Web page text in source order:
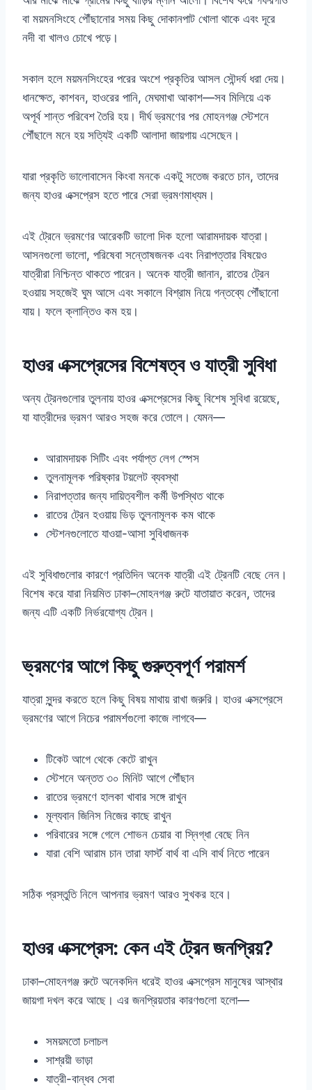
বা ময়মনসিংহে পৌঁছানোর সময় কিছু দোকানপাট খোলা থাকে এবং দূরে
নদী বা খালও চোখে পড়ে।
সকাল হলে ময়মনসিংহের পরের অংশে প্রকৃতির আসল সৌন্দর্য ধরা দেয়।
ধানক্ষেত, কাশবন, হাওরের পানি, মেঘমাখা আকাশ—সব মিলিয়ে এক
অপূর্ব শান্ত পরিবেশ তৈরি হয়। দীর্ঘ ভ্রমণের পর মোহনগঞ্জ স্টেশনে
পৌঁছালে মনে হয় সত্যিই একটি আলাদা জায়গায় এসেছেন।
যারা প্রকৃতি ভালোবাসেন কিংবা মনকে একটু সতেজ করতে চান, তাদের
জন্য হাওর এক্সপ্রেস হতে পারে সেরা ভ্রমণমাধ্যম।
এই ট্রেনে ভ্রমণের আরেকটি ভালো দিক হলো আরামদায়ক যাত্রা।
আসনগুলো ভালো, পরিষেবা সন্তোষজনক এবং নিরাপত্তার বিষয়েও
যাত্রীরা নিশ্চিন্ত থাকতে পারেন। অনেক যাত্রী জানান, রাতের ট্রেন
হওয়ায় সহজেই ঘুম আসে এবং সকালে বিশ্রাম নিয়ে গন্তব্যে পৌঁছানো
যায়। ফলে ক্লান্তিও কম হয়।
হাওর এক্সপ্রেসের বিশেষত্ব ও যাত্রী সুবিধা
অন্য ট্রেনগুলোর তুলনায় হাওর এক্সপ্রেসের কিছু বিশেষ সুবিধা রয়েছে,
যা যাত্রীদের ভ্রমণ আরও সহজ করে তোলে। যেমন—
আরামদায়ক সিটিং এবং পর্যাপ্ত লেগ স্পেস
তুলনামূলক পরিষ্কার টয়লেট ব্যবস্থা
নিরাপত্তার জন্য দায়িত্বশীল কর্মী উপস্থিত থাকে
রাতের ট্রেন হওয়ায় ভিড় তুলনামূলক কম থাকে
স্টেশনগুলোতে যাওয়া-আসা সুবিধাজনক
এই সুবিধাগুলোর কারণে প্রতিদিন অনেক যাত্রী এই ট্রেনটি বেছে নেন।
বিশেষ করে যারা নিয়মিত ঢাকা–মোহনগঞ্জ রুটে যাতায়াত করেন, তাদের
জন্য এটি একটি নির্ভরযোগ্য ট্রেন।
ভ্রমণের আগে কিছু গুরুত্বপূর্ণ পরামর্শ
যাত্রা সুন্দর করতে হলে কিছু বিষয় মাথায় রাখা জরুরি। হাওর এক্সপ্রেসে
ভ্রমণের আগে নিচের পরামর্শগুলো কাজে লাগবে—
টিকেট আগে থেকে কেটে রাখুন
স্টেশনে অন্তত ৩০ মিনিট আগে পৌঁছান
রাতের ভ্রমণে হালকা খাবার সঙ্গে রাখুন
মূল্যবান জিনিস নিজের কাছে রাখুন
পরিবারের সঙ্গে গেলে শোভন চেয়ার বা স্নিগ্ধা বেছে নিন
যারা বেশি আরাম চান তারা ফার্স্ট বার্থ বা এসি বার্থ নিতে পারেন
সঠিক প্রস্তুতি নিলে আপনার ভ্রমণ আরও সুখকর হবে।
হাওর এক্সপ্রেস: কেন এই ট্রেন জনপ্রিয়?
ঢাকা–মোহনগঞ্জ রুটে অনেকদিন ধরেই হাওর এক্সপ্রেস মানুষের আস্থার
জায়গা দখল করে আছে। এর জনপ্রিয়তার কারণগুলো হলো—
সময়মতো চলাচল
সাশ্রয়ী ভাড়া
যাত্রী-বান্ধব সেবা